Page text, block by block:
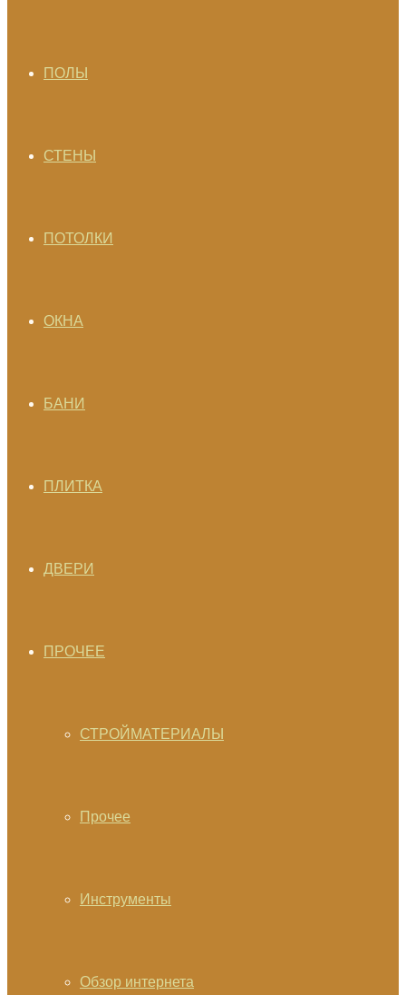
ПОЛЫ
СТЕНЫ
ПОТОЛКИ
ОКНА
БАНИ
ПЛИТКА
ДВЕРИ
ПРОЧЕЕ
СТРОЙМАТЕРИАЛЫ
Прочее
Инструменты
Обзор интернета